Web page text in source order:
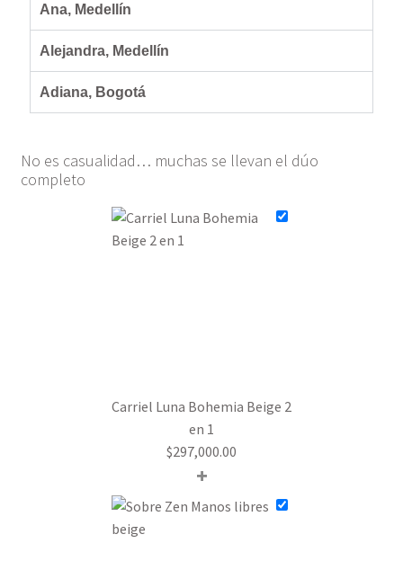
Ana, Medellín
Alejandra, Medellín
Adiana, Bogotá
No es casualidad… muchas se llevan el dúo
completo
Carriel Luna Bohemia Beige 2
en 1
$297,000.00
+